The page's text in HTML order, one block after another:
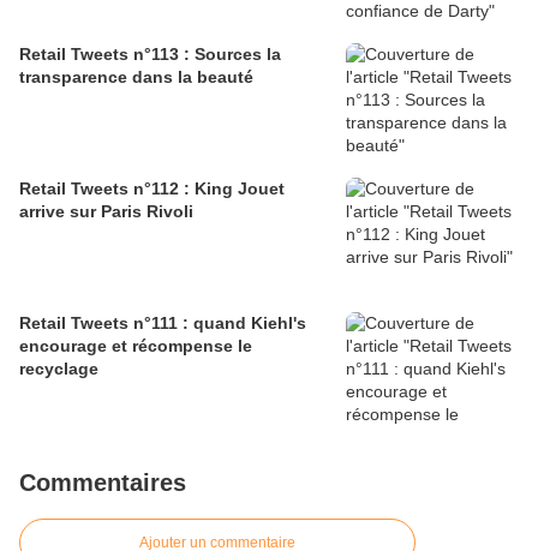
Retail Tweets n°113 : Sources la
transparence dans la beauté
Retail Tweets n°112 : King Jouet
arrive sur Paris Rivoli
Retail Tweets n°111 : quand Kiehl's
encourage et récompense le
recyclage
Commentaires
Ajouter un commentaire